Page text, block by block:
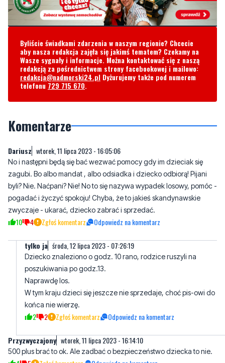
Byliście świadkami zdarzenia w naszym regionie? Chcecie
aby nasza redakcja zajęła się jakimś tematem? Czekamy na
Wasze sygnały i informacje. Można kontaktować się z naszą
redakcja@nadmorski24.plDyżurujemy także pod numerem
telefonu729 715 670.
Komentarze
No i następni będą się bać wezwać pomocy gdy im dzieciak się
byli? Nie. Naćpani? Nie! No to się nazywa wypadek losowy, pomóc -
pogadać i życzyć spokoju! Chyba, że to jakieś skandynawskie
zwyczaje - ukarać, dziecko zabrać i sprzedać.
10 4 Zgłoś komentarz Odpowiedz na komentarz
tylko ja środa, 12 lipca 2023 - 07:26:19
Dziecko znaleziono o godz. 10 rano, rodzice ruszyli na
Naprawdę los.
W tym kraju dzieci się jeszcze nie sprzedaje, choć pis-owi do
końca nie wierzę.
2 2 Zgłoś komentarz
Przyzwyczajony wtorek, 11 lipca 2023 - 16:14:10
500 plus brać to ok. Ale zadbać o bezpieczeństwo dziecka to nie.
Wyborca PiS wtorek, 11 lipca 2023 - 17:51:33
PiS dał 500+, po to aby wzrosła zamożność, nawet tych